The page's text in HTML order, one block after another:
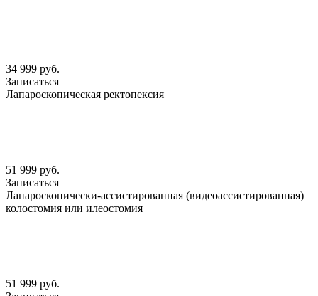
34 999 руб.
Записаться
Лапароскопическая ректопексия
51 999 руб.
Записаться
Лапароскопически-ассистированная (видеоассистированная)
колостомия или илеостомия
51 999 руб.